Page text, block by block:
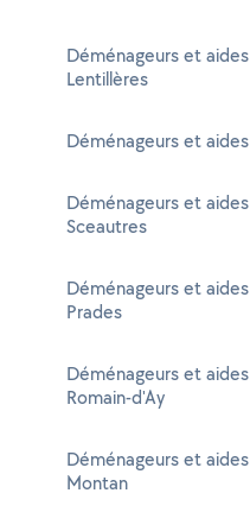
Déménageurs et
Lentillères
Déménageurs et
Déménageurs et
Sceautres
Déménageurs et
Prades
Déménageurs et
Romain-d'Ay
Déménageurs et
Montan